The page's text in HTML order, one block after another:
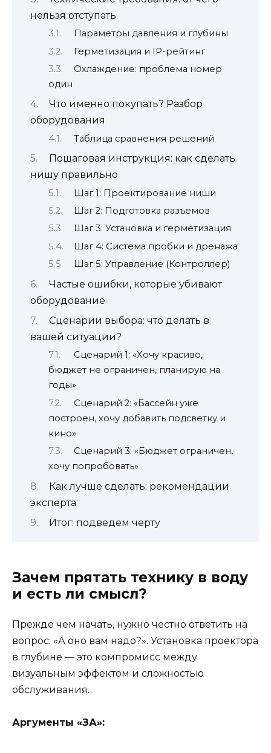
нельзя отступать
Параметры давления и глубины
Герметизация и IP-рейтинг
Охлаждение: проблема номер
один
Что именно покупать? Разбор
оборудования
Таблица сравнения решений
Пошаговая инструкция: как сделать
нишу правильно
Шаг 1: Проектирование ниши
Шаг 2: Подготовка разъемов
Шаг 3: Установка и герметизация
Шаг 4: Система пробки и дренажа
Шаг 5: Управление (Контроллер)
Частые ошибки, которые убивают
оборудование
Сценарии выбора: что делать в
вашей ситуации?
Сценарий 1: «Хочу красиво,
бюджет не ограничен, планирую на
годы»
Сценарий 2: «Бассейн уже
построен, хочу добавить подсветку и
кино»
Сценарий 3: «Бюджет ограничен,
хочу попробовать»
Как лучше сделать: рекомендации
эксперта
Итог: подведем черту
Зачем прятать технику в воду
и есть ли смысл?
Прежде чем начать, нужно честно ответить на
вопрос: «А оно вам надо?». Установка проектора
в глубине — это компромисс между
визуальным эффектом и сложностью
обслуживания.
Аргументы «ЗА»: